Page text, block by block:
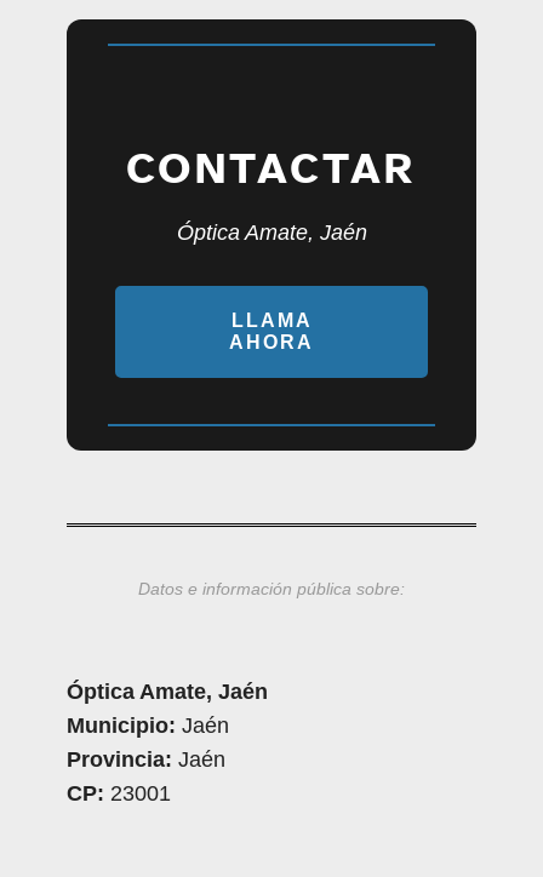
CONTACTAR
Óptica Amate, Jaén
LLAMA
AHORA
Datos e información pública sobre:
Óptica Amate, Jaén
Municipio: Jaén
Provincia: Jaén
CP: 23001